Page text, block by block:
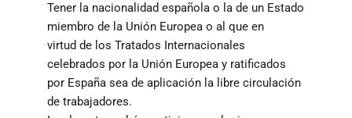
Tener la nacionalidad española o la de un Estado
miembro de la Unión Europea o al que en
virtud de los Tratados Internacionales
celebrados por la Unión Europea y ratificados
por España sea de aplicación la libre circulación
de trabajadores.